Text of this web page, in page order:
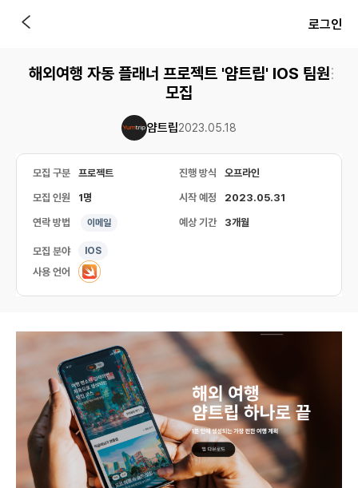
로그인
해외여행 자동 플래너 프로젝트 '얌트립' IOS 팀원
모집
얌트립2023.05.18
모집 구분 프로젝트 진행 방식 오프라인
모집 인원 1명 시작 예정 2023.05.31
연락 방법 이메일 예상 기간 3개월
모집 분야 IOS
사용 언어